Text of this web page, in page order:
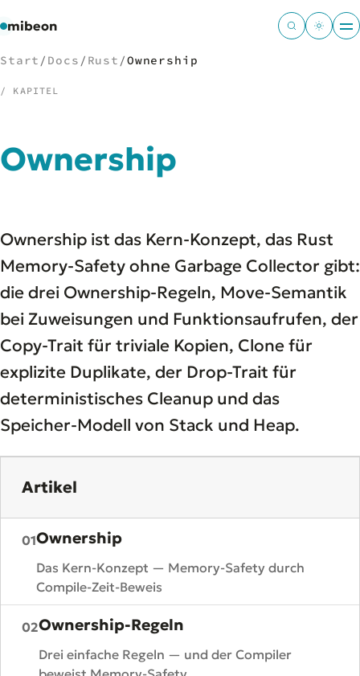
mibeon
Start
04Leistungen
05Docs
06 Tools
Welten
Start / Docs / Rust /Ownership
/ KAPITEL
Ownership
Ownership ist das Kern-Konzept, das Rust
Memory-Safety ohne Garbage Collector gibt:
die drei Ownership-Regeln, Move-Semantik
bei Zuweisungen und Funktionsaufrufen, der
Copy-Trait für triviale Kopien, Clone für
explizite Duplikate, der Drop-Trait für
deterministisches Cleanup und das
Speicher-Modell von Stack und Heap.
Artikel
01Ownership
Das Kern-Konzept — Memory-Safety durch
Compile-Zeit-Beweis
02Ownership-Regeln
Drei einfache Regeln — und der Compiler